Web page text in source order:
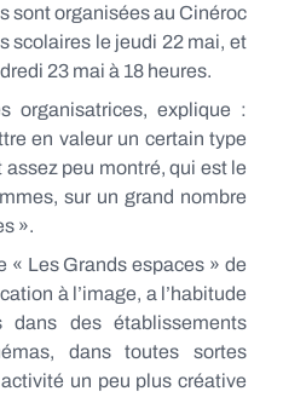
sont organisées au Cinéroc
scolaires le jeudi 22 mai, et
23 mai à 18 heures.
organisatrices, explique :
en valeur un certain type
peu montré, qui est le
sur un grand nombre
».
« Les Grands espaces » de
à l’image, a l’habitude
dans des établissements
dans toutes sortes
un peu plus créative